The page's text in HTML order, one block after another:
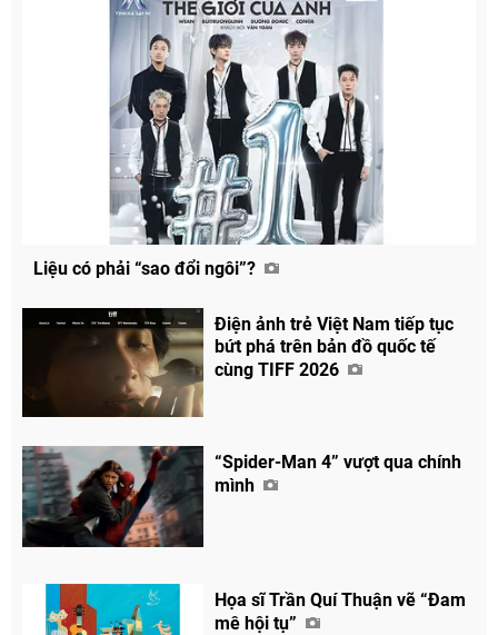
Chia sẻ
Liệu có phải “sao đổi ngôi”?
Điện ảnh trẻ Việt Nam tiếp tục
bứt phá trên bản đồ quốc tế
cùng TIFF 2026
“Spider-Man 4” vượt qua chính
mình
Họa sĩ Trần Quí Thuận vẽ “Đam
mê hội tụ”